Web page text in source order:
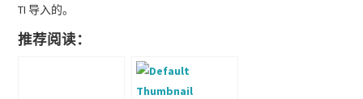
TI 导入的。
推荐阅读：